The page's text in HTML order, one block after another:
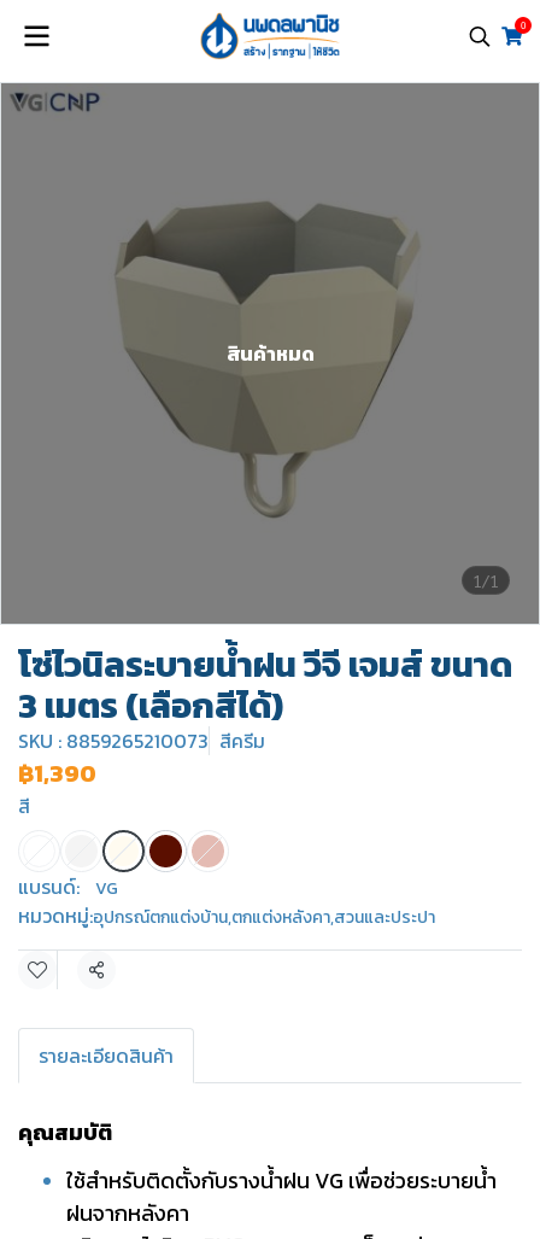
0
1/1
สินค้าหมด
โซ่ไวนิลระบายน้ำฝน วีจี เจมส์ ขนาด
3 เมตร (เลือกสีได้)
SKU : 8859265210073 สีครีม
฿1,390
สี
แบรนด์: VG
หมวดหมู่:อุปกรณ์ตกแต่งบ้าน,ตกแต่งหลังคา,สวนและประปา
แชร์
รายละเอียดสินค้า
คุณสมบัติ
ใช้สำหรับติดตั้งกับรางน้ำฝน VG เพื่อช่วยระบายน้ำ
ฝนจากหลังคา